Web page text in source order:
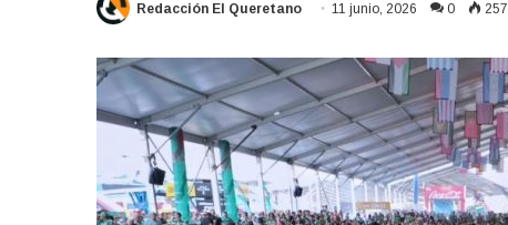
Redacción El Queretano 11 junio, 2026 0 257